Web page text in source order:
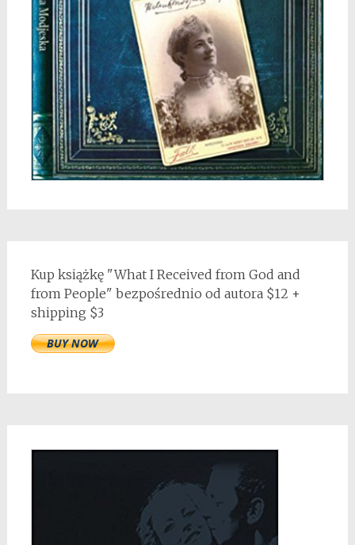
Kup książkę "What I Received from God and
from People" bezpośrednio od autora $12 +
shipping $3